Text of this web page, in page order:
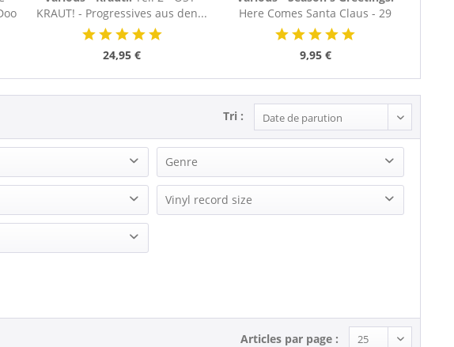
KRAUT! - Progressives aus den...
24,95 €
Here Comes Santa Claus - 29
Swinging Chestnuts...
9,95 €
Tri :
Greetings
Genre
Christmas
R&B, Soul
Vinyl record size
& plus
Articles par page :